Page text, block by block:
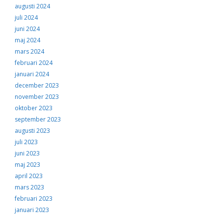
augusti 2024
juli 2024
juni 2024
maj 2024
mars 2024
februari 2024
januari 2024
december 2023
november 2023
oktober 2023
september 2023
augusti 2023
juli 2023
juni 2023
maj 2023
april 2023
mars 2023
februari 2023
januari 2023